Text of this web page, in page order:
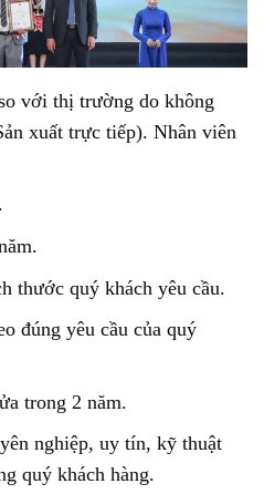
với thị trường do không
xuất trực tiếp). Nhân viên
thước quý khách yêu cầu.
đúng yêu cầu của quý
trong 2 năm.
nghiệp, uy tín, kỹ thuật
quý khách hàng.